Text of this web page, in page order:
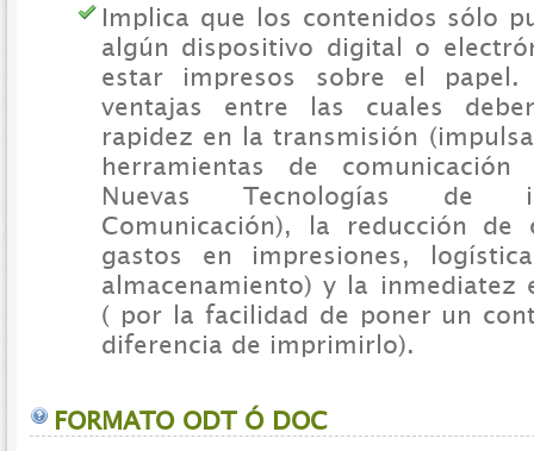
Implica que los contenidos sólo
algún dispositivo digital o
estar impresos sobre el papel.
ventajas entre las cuales
rapidez en la transmisión
herramientas de
Nuevas Tecnologías de
Comunicación), la reducción de
gastos en impresiones,
almacenamiento) y la inmediatez
( por la facilidad de poner un
diferencia de imprimirlo).
FORMATO ODT Ó DOC